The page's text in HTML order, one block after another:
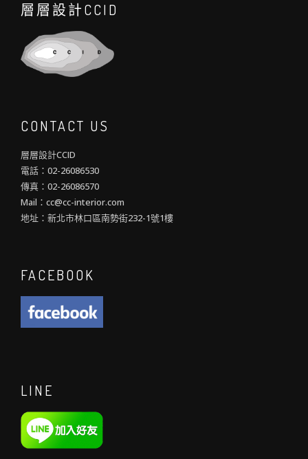
層層設計CCID
CONTACT US
層層設計CCID
電話：02-26086530
傳真：02-26086570
Mail：cc@cc-interior.com
地址：新北市林口區南勢街232-1號1樓
FACEBOOK
LINE